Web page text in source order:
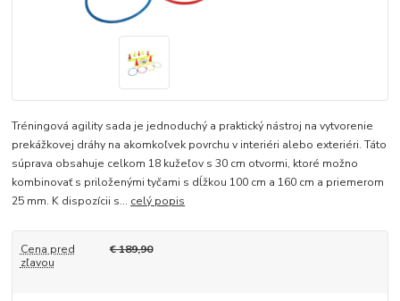
Tréningová agility sada je jednoduchý a praktický nástroj na vytvorenie
prekážkovej dráhy na akomkoľvek povrchu v interiéri alebo exteriéri. Táto
súprava obsahuje celkom 18 kužeľov s 30 cm otvormi, ktoré možno
kombinovať s priloženými tyčami s dĺžkou 100 cm a 160 cm a priemerom
25 mm. K dispozícii s... celý popis
Cena pred
zľavou
€ 189,90